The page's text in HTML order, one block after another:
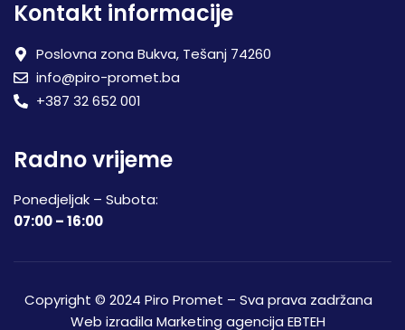
Kontakt informacije
Poslovna zona Bukva, Tešanj 74260
info@piro-promet.ba
+387 32 652 001
Radno vrijeme
Ponedjeljak – Subota:
07:00 – 16:00
Copyright © 2024 Piro Promet – Sva prava zadržana
Web izradila Marketing agencija EBTEH